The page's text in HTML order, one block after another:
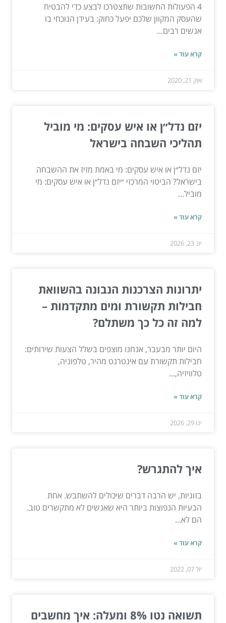
4 הפעולות החשובות שתצטרכו לבצע כדי להבטיח
שהעסק המקוון שלכם יפעל כחוק: בעידן הנוכחי בו
אנשים רבים...
קרא עוד »
אוק 21, 2020
יזם נדל״ן או איש עסקים: מי מוביל
תהליכי השבחה בישראל
יזם נדל״ן או איש עסקים: מי באמת מזיז את ההשבחה
בישראל? הביטוי המרכזי ״יזם נדל״ן או איש עסקים: מי
מוביל...
קרא עוד »
יונ 23, 2026
יתרונות הצרכנות הנבונה בהשוואת
חבילות תקשורת ומים מתקדמות –
למה זה כל כך משתלם?
היום יותר מבעבר, אנחנו מוצפים בשלל הצעות שירותים:
חבילות תקשורת עם אינטרנט מהיר, טלפוניה,
טלוויזיה,...
קרא עוד »
ינו 29, 2026
איך להתגרש?
בזוגיות, יש הרבה דברים שיכולים להשתבש. אחת
הבעיות הנפוצות ביותר היא שאנשים לא מתקשרים טוב.
הם לא...
קרא עוד »
יול 07, 2022
תשואה נטו 8% ומעלה: איך מחשבים